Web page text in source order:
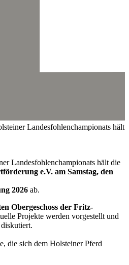
Landesfohlenchampionats hält
Landesfohlenchampionats hält die
e.V. am Samstag, den
2026 ab.
Obergeschoss der Fritz-
Projekte werden vorgestellt und
die sich dem Holsteiner Pferd